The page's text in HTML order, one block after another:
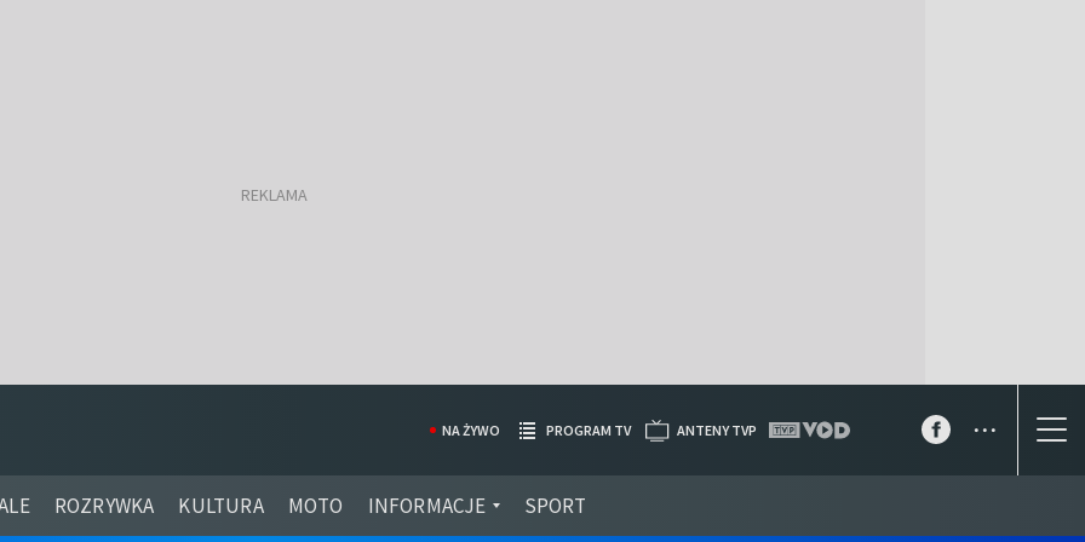
ROZRYWKA KULTURA MOTO INFORMACJE SPORT
NA ŻYWO PROGRAM TV ANTENY TVP ...